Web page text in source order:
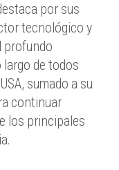
por sus
tecnológico y
profundo
de todos
sumado a su
continuar
los principales